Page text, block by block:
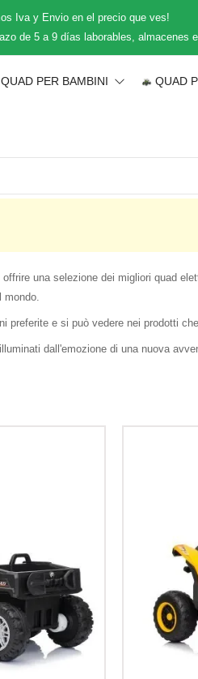
Iva y Envio en el precio que ves!
de 5 a 9 días laborables, almacenes
QUAD PER BAMBINI QUAD
una selezione dei migliori quad
mondo.
preferite e si può vedere nei prodotti
dall'emozione di una nuova